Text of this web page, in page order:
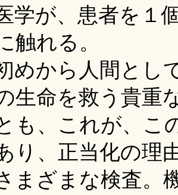
学が、患者を１
触れる。
初めから人間と
生命を救う貴重
も、これが、こ
り、正当化の理
まざまな検査。